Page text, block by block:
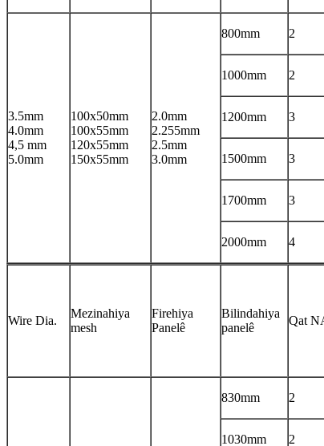
3.5mm
4.0mm
4,5 mm
5.0mm
100x50mm
100x55mm
120x55mm
150x55mm
2.0mm
2.255mm
2.5mm
3.0mm
800mm 2
1000mm 2
1200mm 3
1500mm 3
1700mm 3
2000mm 4
Wire Dia.
Mezinahiya
mesh
Firehiya
Panelê
Bilindahiya
panelê
Qat
830mm 2
1030mm 2